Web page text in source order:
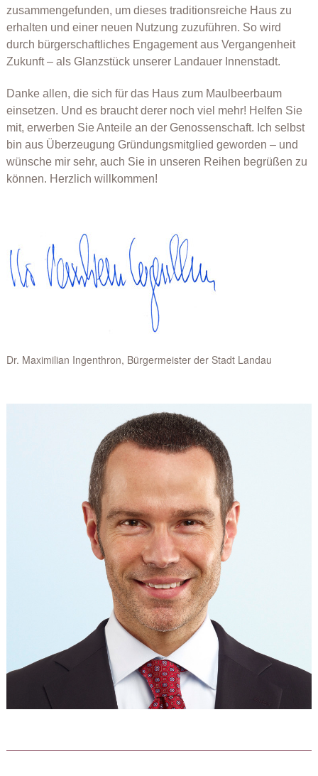
zusammengefunden, um dieses traditionsreiche Haus zu
erhalten und einer neuen Nutzung zuzuführen. So wird
durch bürgerschaftliches Engagement aus Vergangenheit
Zukunft – als Glanzstück unserer Landauer Innenstadt.
Danke allen, die sich für das Haus zum Maulbeerbaum
einsetzen. Und es braucht derer noch viel mehr! Helfen Sie
mit, erwerben Sie Anteile an der Genossenschaft. Ich selbst
bin aus Überzeugung Gründungsmitglied geworden – und
wünsche mir sehr, auch Sie in unseren Reihen begrüßen zu
können. Herzlich willkommen!
Dr. Maximilian Ingenthron, Bürgermeister der Stadt Landau